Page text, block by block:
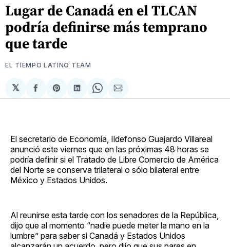
Lugar de Canadá en el TLCAN
podría definirse más temprano
que tarde
EL TIEMPO LATINO TEAM
𝕏
Compartir
en
Share
on
Compartir
en
Share
on
Compartir
via
El secretario de Economía, Ildefonso Guajardo Villareal
anunció este viernes que en las próximas 48 horas se
podría definir si el Tratado de Libre Comercio de América
del Norte se conserva trilateral o sólo bilateral entre
México y Estados Unidos.
Al reunirse esta tarde con los senadores de la República,
dijo que al momento “nadie puede meter la mano en la
lumbre” para saber si Canadá y Estados Unidos